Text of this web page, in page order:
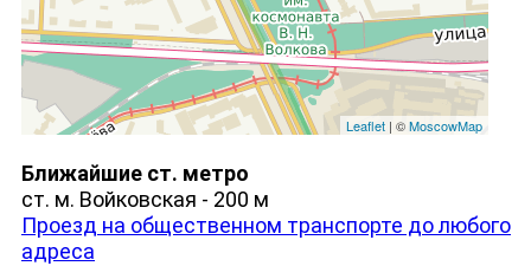
Leaflet| ©MoscowMap
Ближайшие ст. метро
ст. м. Войковская - 200 м
Проезд на общественном транспорте до любого
адреса